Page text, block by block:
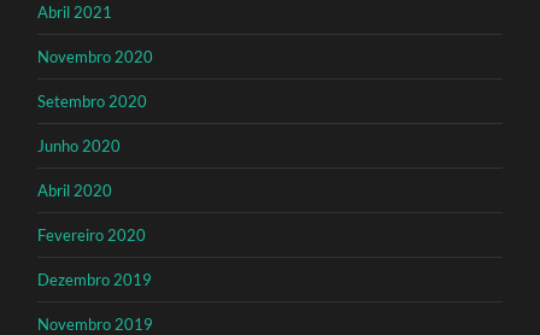
Abril 2021
Novembro 2020
Setembro 2020
Junho 2020
Abril 2020
Fevereiro 2020
Dezembro 2019
Novembro 2019